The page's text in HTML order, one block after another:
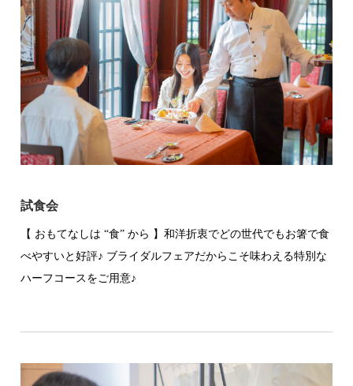
試食会
【 おもてなしは “食” から 】和洋折衷でどの世代でもお箸で食
べやすいと好評♪ ブライダルフェアだからこそ味わえる特別な
ハーフコースをご用意♪